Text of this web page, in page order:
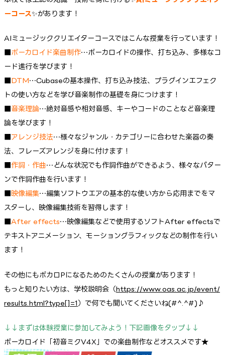
ーコース✨があります！
AIミュージッククリエイターコースではこんな授業を行っています！
ボーカロイド楽曲制作…ボーカロイドの操作、打ち込み、多様なコ
ード進行を学びます！
DTM…Cubaseの基本操作、打ち込み技法、プラグインエフェク
トの使い方などを学び音楽制作の基礎を身につけます！
音楽理論…絶対音感や相対音感、キーやコードのことなど音楽理
論を学びます！
アレンジ技法…様々なジャンル・カテゴリーに合わせた楽器の奏
法、フレーズアレンジを身に付けます！
作詞・作曲 …どんな状況でも作詞作曲ができるよう、様々なパター
ンで作詞作曲を行います！
映像編集…編集ソフトウエアの基本的な使い方から応用までをマ
スターし、映像編集技術を習得します！
After effects…映像編集などで使用するソフトAfter effectsで
テキストアニメーション、モーショングラフィックなどの制作を行い
ます！
その他にもボカロPになるためのたくさんの授業があります！
もっと知りたい方は、学校説明会（https://www.oas.ac.jp/event/
results.html?type[]=1）で何でも聞いてくださいね(#^.^#)♪
↓↓まずは体験授業に参加してみよう！下記画像をタップ↓↓
ボーカロイド「初音ミクV4X」での楽曲制作などオススメです★